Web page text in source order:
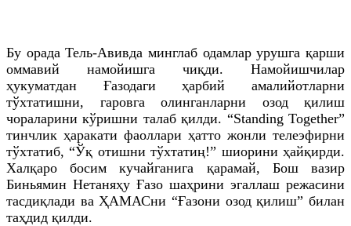
Бу орада Тель-Авивда минглаб одамлар урушга қарши
оммавий намойишга чиқди. Намойишчилар
ҳукуматдан Ғазодаги ҳарбий амалийотларни
тўхтатишни, гаровга олинганларни озод қилиш
чораларини кўришни талаб қилди. “Standing Together”
тинчлик ҳаракати фаоллари ҳатто жонли телеэфирни
тўхтатиб, “Ўқ отишни тўхтатиң!” шиорини ҳайқирди.
Халқаро босим кучайганига қарамай, Бош вазир
Биньямин Нетаняҳу Ғазо шаҳрини эгаллаш режасини
тасдиқлади ва ҲАМАСни “Ғазони озод қилиш” билан
таҳдид қилди.